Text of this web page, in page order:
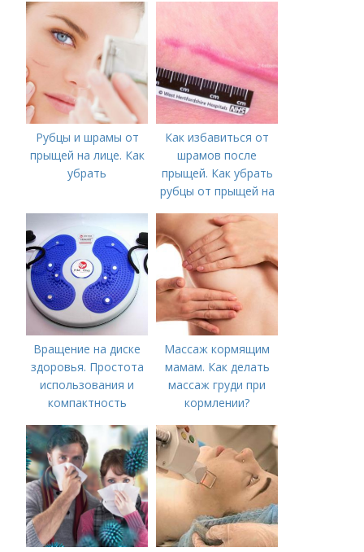
Рубцы и шрамы от
прыщей на лице. Как
убрать
Как избавиться от
шрамов после
прыщей. Как убрать
рубцы от прыщей на
Вращение на диске
здоровья. Простота
использования и
компактность
Массаж кормящим
мамам. Как делать
массаж груди при
кормлении?